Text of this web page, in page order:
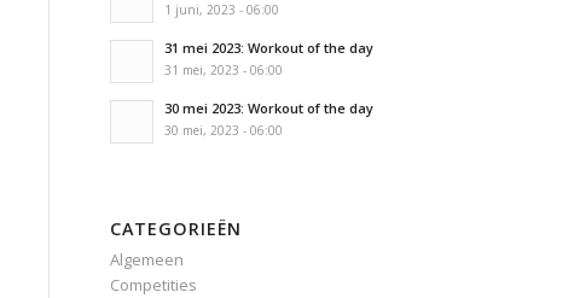
1 juni, 2023 - 06:00
31 mei 2023: Workout of the day
31 mei, 2023 - 06:00
30 mei 2023: Workout of the day
30 mei, 2023 - 06:00
CATEGORIEËN
Algemeen
Competities